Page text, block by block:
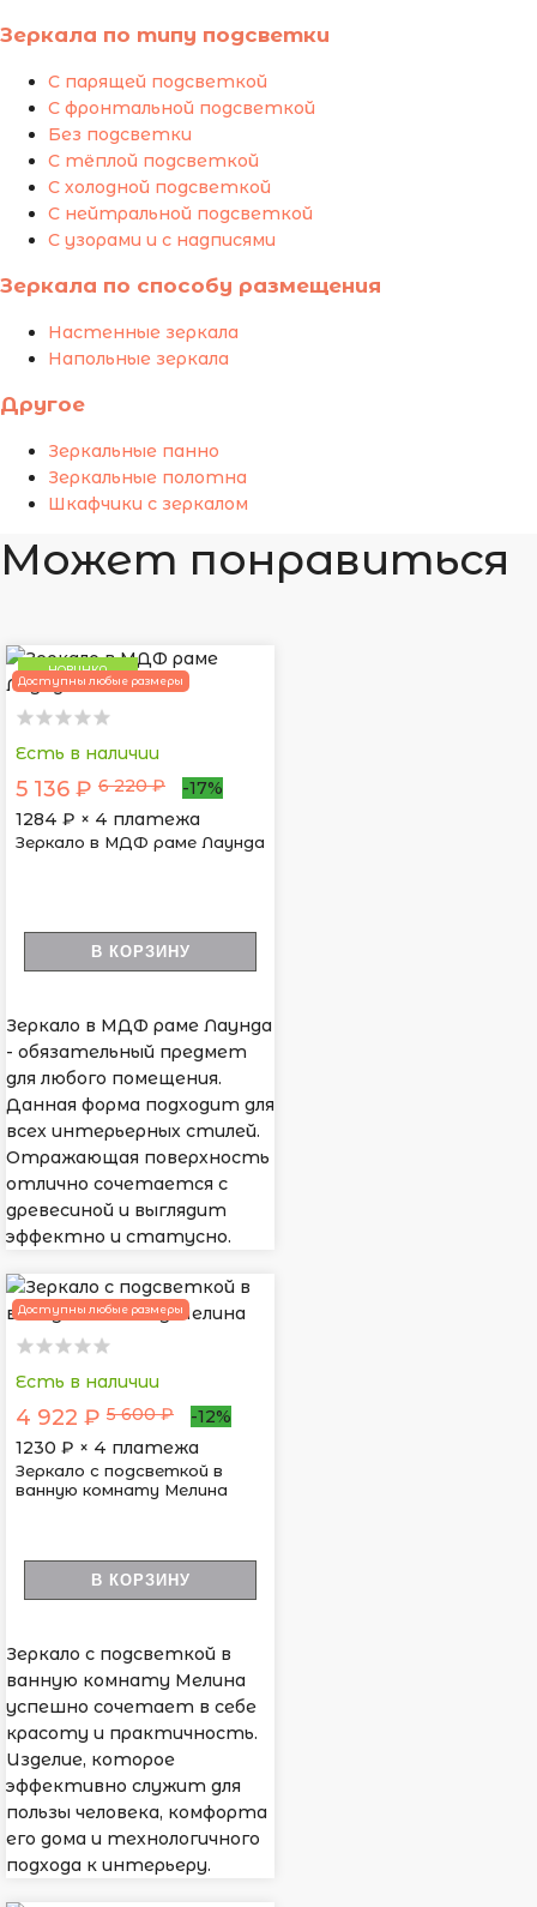
Зеркала по типу подсветки
С парящей подсветкой
С фронтальной подсветкой
Без подсветки
С тёплой подсветкой
С холодной подсветкой
С нейтральной подсветкой
С узорами и с надписями
Зеркала по способу размещения
Настенные зеркала
Напольные зеркала
Другое
Зеркальные панно
Зеркальные полотна
Шкафчики с зеркалом
Может понравиться
НОВИНКА
Доступны любые размеры
Есть в наличии
5 136 ₽ 6 220 ₽
-17%
1284 ₽ × 4 платежа
Зеркало в МДФ раме Лаунда
В КОРЗИНУ
Зеркало в МДФ раме Лаунда
- обязательный предмет
для любого помещения.
Данная форма подходит для
всех интерьерных стилей.
Отражающая поверхность
отлично сочетается с
древесиной и выглядит
эффектно и статусно.
Доступны любые размеры
Есть в наличии
4 922 ₽ 5 600 ₽
-12%
1230 ₽ × 4 платежа
Зеркало с подсветкой в
ванную комнату Мелина
В КОРЗИНУ
Зеркало с подсветкой в
ванную комнату Мелина
успешно сочетает в себе
красоту и практичность.
Изделие, которое
эффективно служит для
пользы человека, комфорта
его дома и технологичного
подхода к интерьеру.